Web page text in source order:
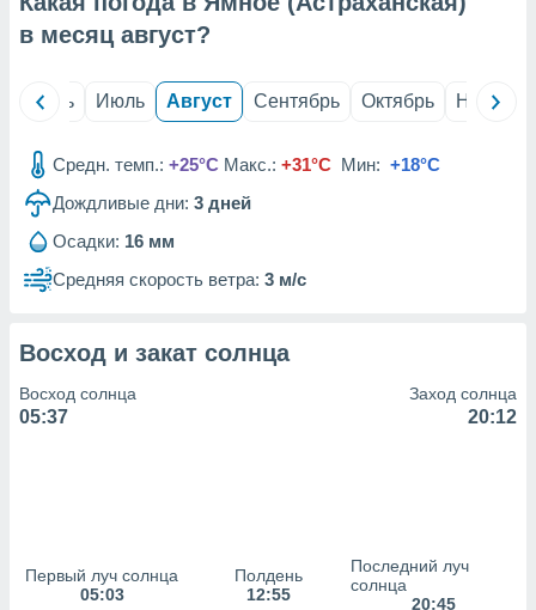
из
данных
наших 1199
в месяц август?
Июнь Июль Август Сентябрь Октябрь Ноябрь
Средн. темп.: +25°C Макс.: +31°C Мин: +18°C
Дождливые дни: 3 дней
Осадки: 16 мм
Средняя скорость ветра: 3 м/с
Восход и закат солнца
Восход солнца
05:37
Заход солнца
20:12
Первый луч солнца
05:03
Полдень
12:55
Последний луч
солнца
20:45